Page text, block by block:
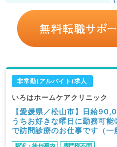
非常勤(アルバイト)求人
いろはホームケアクリニック
【愛媛県／松山市】日給
うちお好きな曜日に勤務可
で訪問診療のお仕事です（一